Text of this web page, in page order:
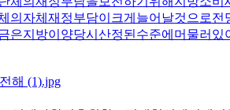
자체재정부담이크게늘어날것으로
지방이양당시산정된수준에머물러